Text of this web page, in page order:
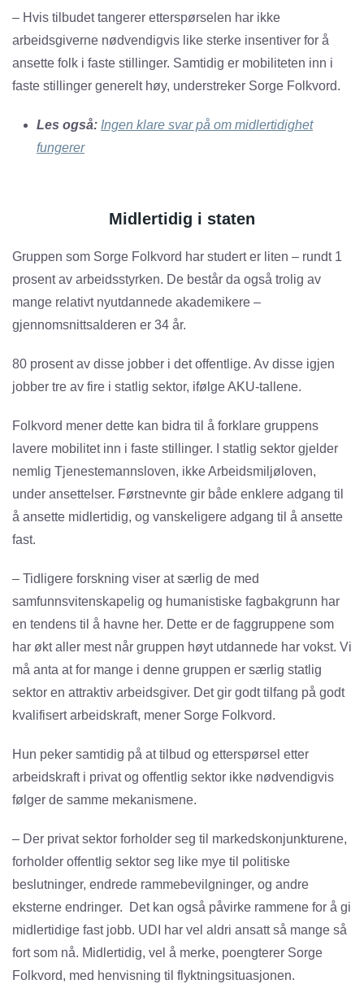
– Hvis tilbudet tangerer etterspørselen har ikke
arbeidsgiverne nødvendigvis like sterke insentiver for å
ansette folk i faste stillinger. Samtidig er mobiliteten inn i
faste stillinger generelt høy, understreker Sorge Folkvord.
Les også: Ingen klare svar på om midlertidighet
fungerer
Midlertidig i staten
Gruppen som Sorge Folkvord har studert er liten – rundt 1
prosent av arbeidsstyrken. De består da også trolig av
mange relativt nyutdannede akademikere –
gjennomsnittsalderen er 34 år.
80 prosent av disse jobber i det offentlige. Av disse igjen
jobber tre av fire i statlig sektor, ifølge AKU-tallene.
Folkvord mener dette kan bidra til å forklare gruppens
lavere mobilitet inn i faste stillinger. I statlig sektor gjelder
nemlig Tjenestemannsloven, ikke Arbeidsmiljøloven,
under ansettelser. Førstnevnte gir både enklere adgang til
å ansette midlertidig, og vanskeligere adgang til å ansette
fast.
– Tidligere forskning viser at særlig de med
samfunnsvitenskapelig og humanistiske fagbakgrunn har
en tendens til å havne her. Dette er de faggruppene som
har økt aller mest når gruppen høyt utdannede har vokst. Vi
må anta at for mange i denne gruppen er særlig statlig
sektor en attraktiv arbeidsgiver. Det gir godt tilfang på godt
kvalifisert arbeidskraft, mener Sorge Folkvord.
Hun peker samtidig på at tilbud og etterspørsel etter
arbeidskraft i privat og offentlig sektor ikke nødvendigvis
følger de samme mekanismene.
– Der privat sektor forholder seg til markedskonjunkturene,
forholder offentlig sektor seg like mye til politiske
beslutninger, endrede rammebevilgninger, og andre
eksterne endringer. Det kan også påvirke rammene for å gi
midlertidige fast jobb. UDI har vel aldri ansatt så mange så
fort som nå. Midlertidig, vel å merke, poengterer Sorge
Folkvord, med henvisning til flyktningsituasjonen.